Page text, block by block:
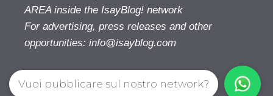
AREA inside the IsayBlog! network
For advertising, press releases and other
opportunities: info@isayblog.com
Vuoi pubblicare sul nostro network?